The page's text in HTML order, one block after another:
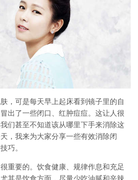
，可是每天早上起床看到镜子里的自
出了一些闭口、红肿痘痘。这让人很
们甚至不知道该从哪里下手来消除这
，我来为大家分享一些有效消除闭
巧。
重要的。饮食健康、规律作息和充足